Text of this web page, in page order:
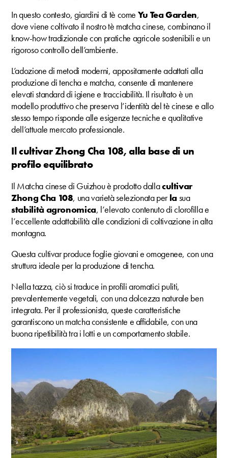
In questo contesto, giardini di tè come Yu Tea Garden,
dove viene coltivato il nostro tè matcha cinese, combinano il
know-how tradizionale con pratiche agricole sostenibili e un
rigoroso controllo dell’ambiente.
L’adozione di metodi moderni, appositamente adattati alla
produzione di tencha e matcha, consente di mantenere
elevati standard di igiene e tracciabilità. Il risultato è un
modello produttivo che preserva l’identità del tè cinese e allo
stesso tempo risponde alle esigenze tecniche e qualitative
dell’attuale mercato professionale.
Il cultivar Zhong Cha 108, alla base di un
profilo equilibrato
Il Matcha cinese di Guizhou è prodotto dallacultivar
Zhong Cha 108, una varietà selezionata perlasua
stabilità agronomica, l’elevato contenuto di clorofilla e
l’eccellente adattabilità alle condizioni di coltivazione in alta
montagna.
Questa cultivar produce foglie giovani e omogenee, con una
struttura ideale per la produzione di tencha.
Nella tazza, ciò si traduce in profili aromatici puliti,
prevalentemente vegetali, con una dolcezza naturale ben
integrata. Per il professionista, queste caratteristiche
garantiscono un matcha consistente e affidabile, con una
buona ripetibilità tra i lotti e un comportamento stabile.